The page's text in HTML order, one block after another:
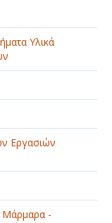
Υλικά
Εργασιών
-